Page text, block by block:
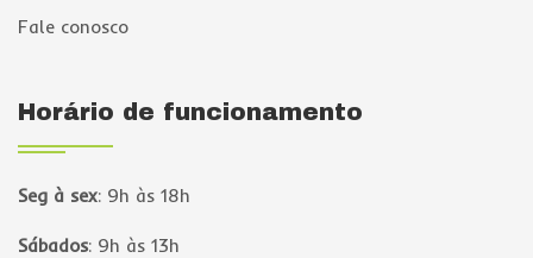
Fale conosco
Horário de funcionamento
Seg à sex: 9h às 18h
Sábados: 9h às 13h